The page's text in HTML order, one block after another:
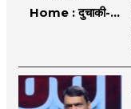
Home : दुचाकी-
शक्य